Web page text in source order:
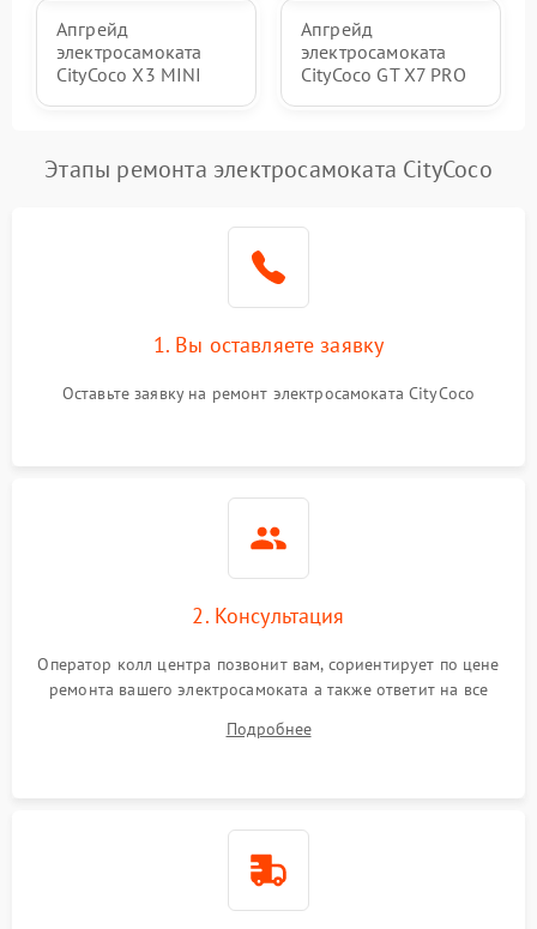
Апгрейд
электросамоката
CityCoco X3 MINI
Апгрейд
электросамоката
CityCoco GT X7 PRO
Этапы ремонта электросамоката CityCoco
1. Вы оставляете заявку
Оставьте заявку на ремонт электросамоката CityCoco
2. Консультация
Оператор колл центра позвонит вам, сориентирует по цене
ремонта вашего электросамоката а также ответит на все
Подробнее